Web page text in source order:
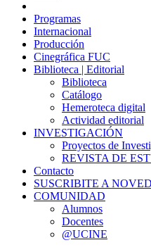
Programas
Internacional
Producción
Cinegráfica FUC
Biblioteca | Editorial
Biblioteca
Catálogo
Hemeroteca digital
Actividad editorial
INVESTIGACIÓN
Proyectos de
REVISTA DE
Contacto
SUSCRIBITE A
COMUNIDAD
Alumnos
Docentes
@UCINE